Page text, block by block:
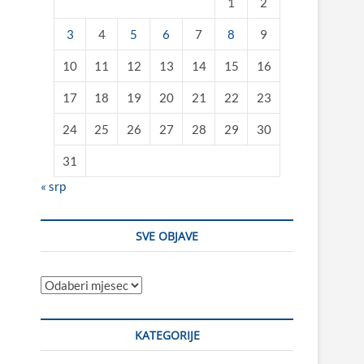
3 4 5 6 7 8 9
10 11 12 13 14 15 16
17 18 19 20 21 22 23
24 25 26 27 28 29 30
31
« srp
SVE OBJAVE
Sve
KATEGORIJE